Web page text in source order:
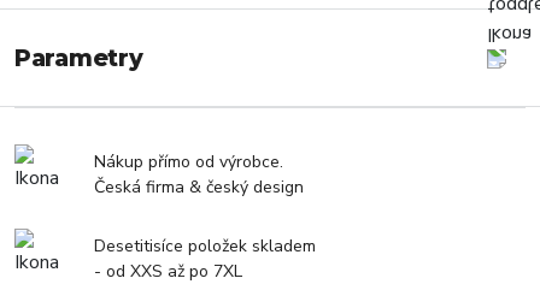
Parametry
Nákup přímo od výrobce.
Česká firma & český design
Desetitisíce položek skladem
- od XXS až po 7XL